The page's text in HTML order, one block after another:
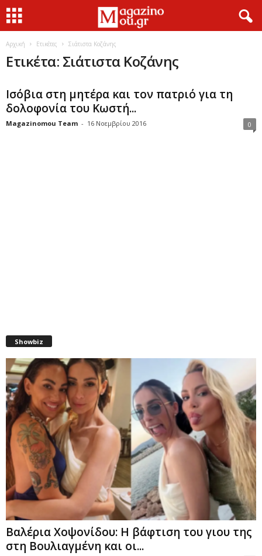
Αρχική Ετικέτες Σιάτιστα Κοζάνης
Ετικέτα: Σιάτιστα Κοζάνης
Ισόβια στη μητέρα και τον πατριό για τη
δολοφονία του Κωστή...
Magazinomou Team - 16 Νοεμβρίου 2016 0
Showbiz
Βαλέρια Χοψονίδου: Η βάφτιση του γιου της
στη Βουλιαγμένη και οι...